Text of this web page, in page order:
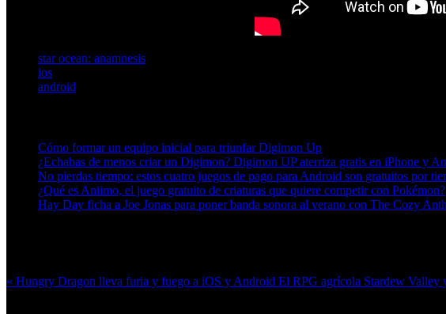
star ocean: anamnesis
ios
android
Cómo formar un equipo inicial para triunfar Digimon Up
¿Echabas de menos criar un Digimon? Digimon UP aterriza gratis en iPhone y
No pierdas tiempo: estos cuatro juegos de pago para Android son gratuitos por
¿Qué es Aniimo, el juego gratuito de criaturas que quiere competir con Pokémon?
Hay Day ficha a Joe Jonas para poner banda sonora al verano con The Cozy
« Hungry Dragon lleva furia y fuego a iOS y Android El RPG agrícola Stardew Valley